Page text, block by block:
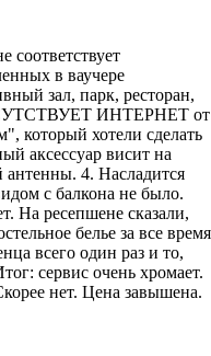
соответствует
в ваучере
зал, парк, ресторан,
ИНТЕРНЕТ от
который хотели сделать
аксессуар висит на
антенны. 4. Насладится
с балкона не было.
На ресепшене сказали,
белье за все время
всего один раз и то,
сервис очень хромает.
нет. Цена завышена.